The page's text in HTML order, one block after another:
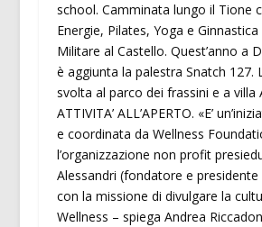
school. Camminata lungo il Tione
Energie, Pilates, Yoga e
Militare al Castello. Quest’anno a
è aggiunta la palestra Snatch 127.
svolta al parco dei frassini e a villa
ATTIVITA’ ALL’APERTO. «E’
e coordinata da Wellness
l’organizzazione non profit
Alessandri (fondatore e
con la missione di divulgare la
Wellness – spiega Andrea